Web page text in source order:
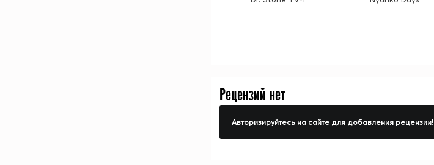
Рецензий нет
Авторизируйтесь на сайте для добавления рецензии!